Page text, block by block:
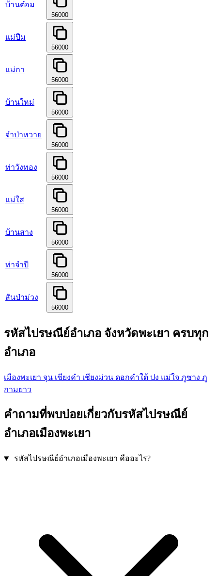
บ้านต๋อม
56000
แม่ปืม
56000
แม่กา
56000
บ้านใหม่
56000
จำป่าหวาย
56000
ท่าวังทอง
56000
แม่ใส
56000
บ้านสาง
56000
ท่าจำปี
56000
สันป่าม่วง
56000
รหัสไปรษณีย์อำเภอ จังหวัดพะเยา ครบทุก
อำเภอ
เมืองพะเยา จุน เชียงคำ เชียงม่วน ดอกคำใต้ ปง แม่ใจ ภูซาง ภู
กามยาว
คำถามที่พบบ่อยเกี่ยวกับรหัสไปรษณีย์
อำเภอเมืองพะเยา
รหัสไปรษณีย์อำเภอเมืองพะเยา คืออะไร?